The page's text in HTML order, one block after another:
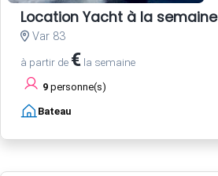
Location Yacht à la semaine
Var 83
à partir de € la semaine
9 personne(s)
Bateau